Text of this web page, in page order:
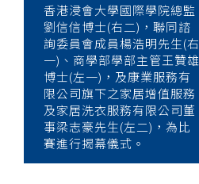
香港浸會大學國際學院總監
劉信信博士(右二)，聯同諮
詢委員會成員楊浩明先生(右
一)、商學部學部主管王贊雄
博士(左一)，及康業服務有
限公司旗下之家居增值服務
及家居洗衣服務有限公司董
事梁志豪先生(左二)，為比
賽進行揭幕儀式。